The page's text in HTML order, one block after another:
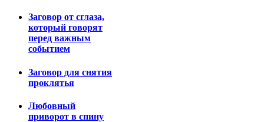
Заговор от сглаза,
который говорят
перед важным
событием
Заговор для снятия
проклятья
Любовный
приворот в спину